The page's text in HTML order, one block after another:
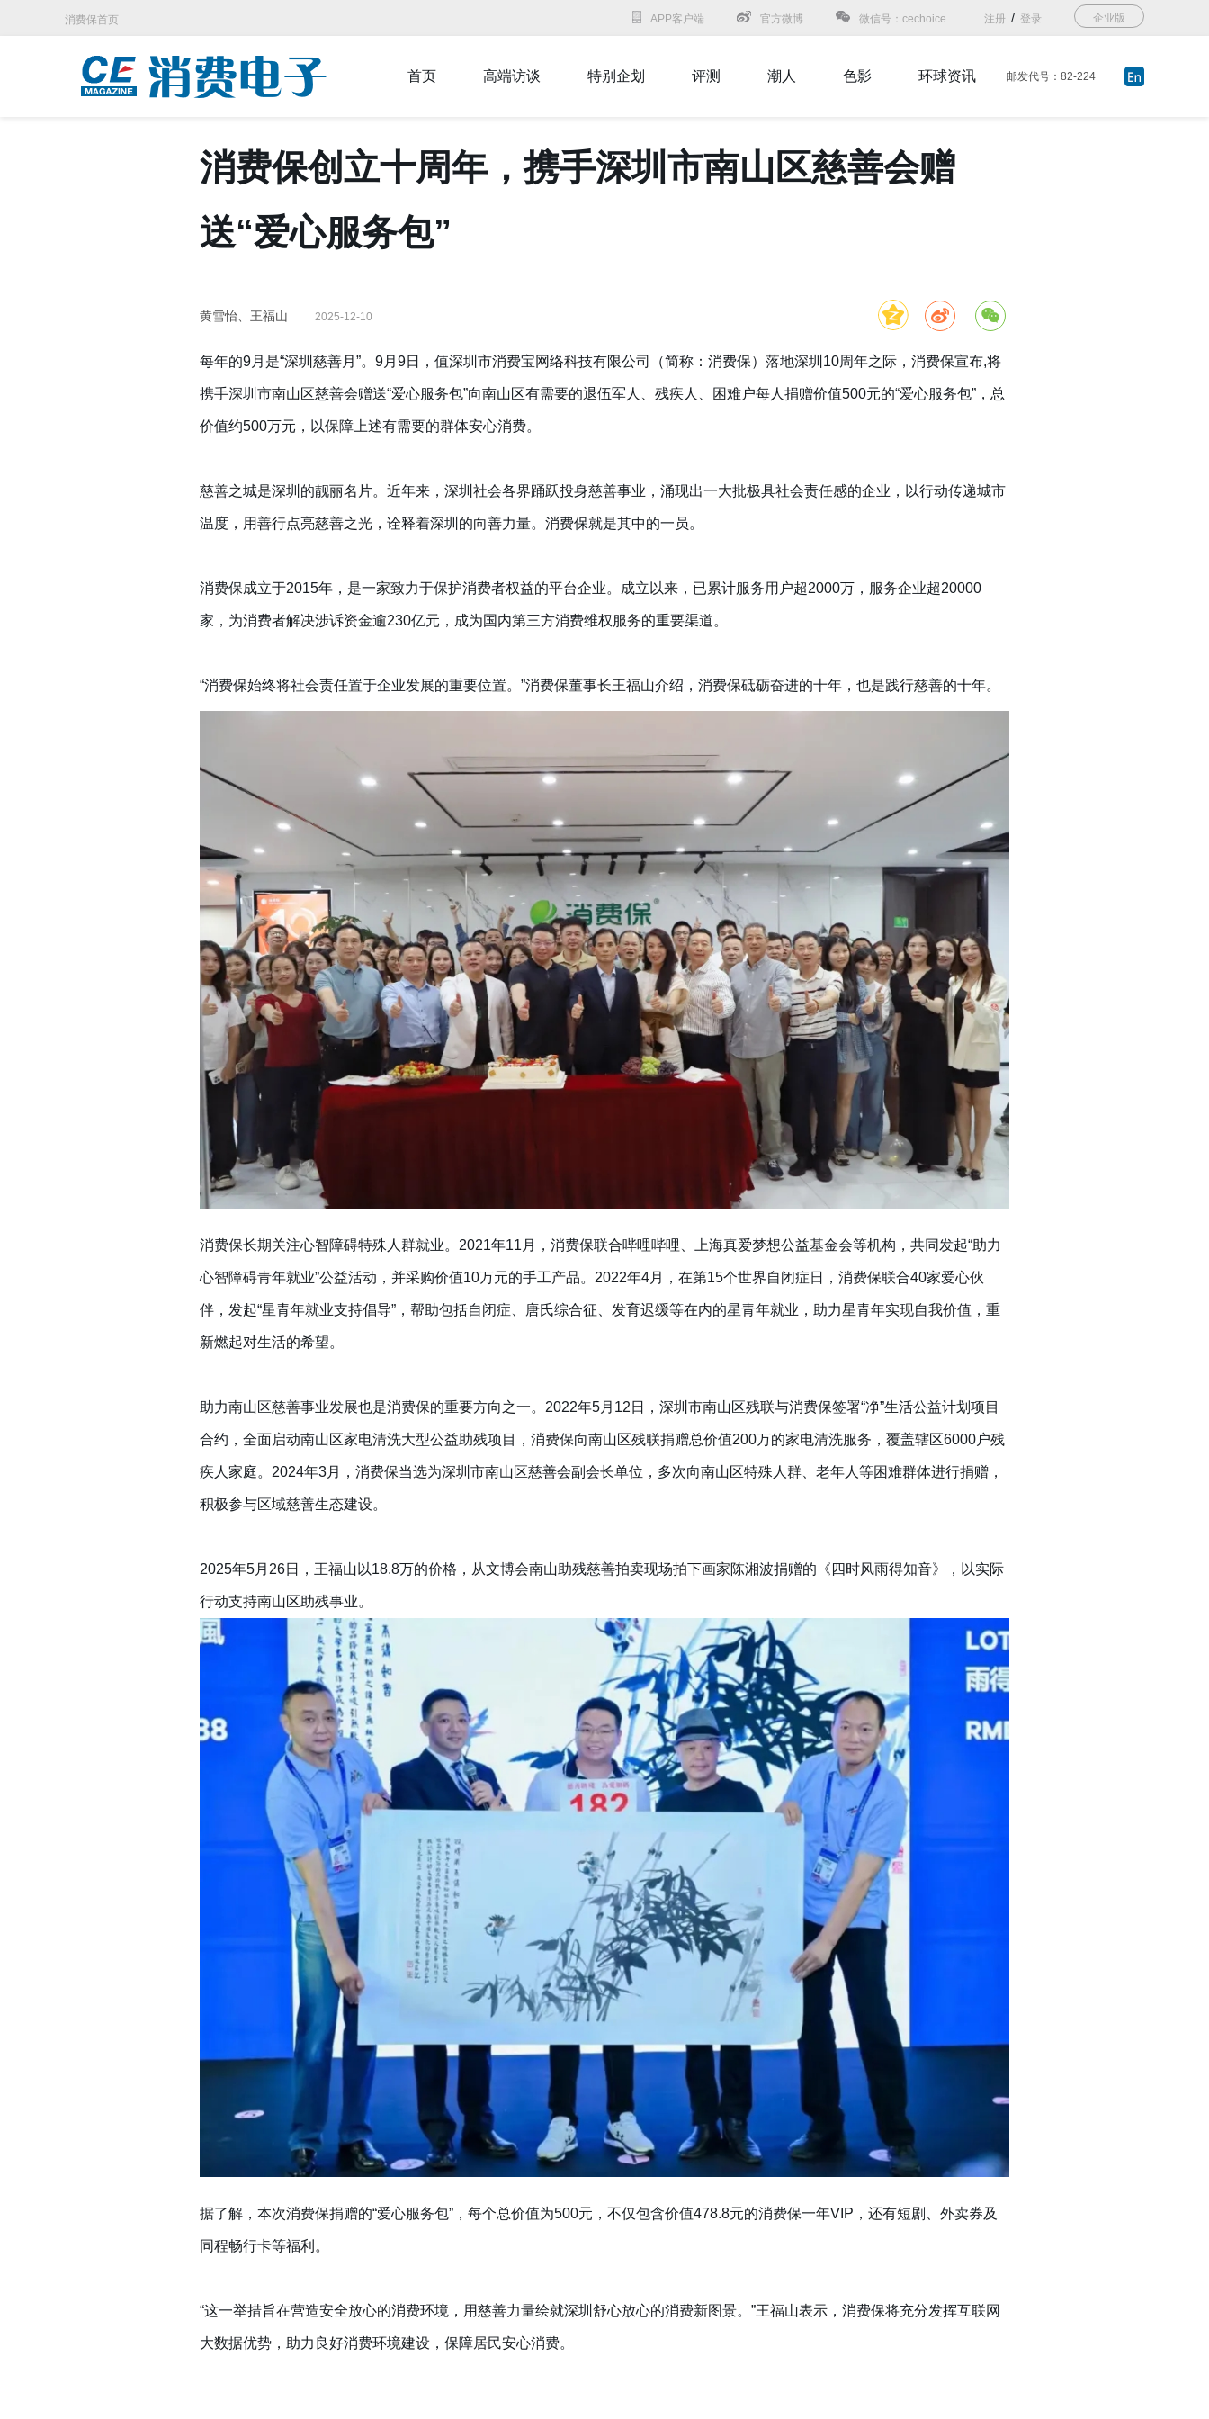
消费保首页 企业版
注册 / 登录
APP客户端 官方微博 微信号：cechoice
首页 高端访谈 特别企划 评测 潮人 色影 环球资讯 邮发代号：82-224
消费保创立十周年，携手深圳市南山区慈善会赠
送“爱心服务包”
黄雪怡、王福山 2025-12-10
每年的9月是“深圳慈善月”。9月9日，值深圳市消费宝网络科技有限公司（简称：消费保）落地深圳10周年之际，消费保宣布,将
携手深圳市南山区慈善会赠送“爱心服务包”向南山区有需要的退伍军人、残疾人、困难户每人捐赠价值500元的“爱心服务包”，总
价值约500万元，以保障上述有需要的群体安心消费。
慈善之城是深圳的靓丽名片。近年来，深圳社会各界踊跃投身慈善事业，涌现出一大批极具社会责任感的企业，以行动传递城市
温度，用善行点亮慈善之光，诠释着深圳的向善力量。消费保就是其中的一员。
消费保成立于2015年，是一家致力于保护消费者权益的平台企业。成立以来，已累计服务用户超2000万，服务企业超20000
家，为消费者解决涉诉资金逾230亿元，成为国内第三方消费维权服务的重要渠道。
“消费保始终将社会责任置于企业发展的重要位置。”消费保董事长王福山介绍，消费保砥砺奋进的十年，也是践行慈善的十年。
消费保长期关注心智障碍特殊人群就业。2021年11月，消费保联合哔哩哔哩、上海真爱梦想公益基金会等机构，共同发起“助力
心智障碍青年就业”公益活动，并采购价值10万元的手工产品。2022年4月，在第15个世界自闭症日，消费保联合40家爱心伙
伴，发起“星青年就业支持倡导”，帮助包括自闭症、唐氏综合征、发育迟缓等在内的星青年就业，助力星青年实现自我价值，重
新燃起对生活的希望。
助力南山区慈善事业发展也是消费保的重要方向之一。2022年5月12日，深圳市南山区残联与消费保签署“净”生活公益计划项目
合约，全面启动南山区家电清洗大型公益助残项目，消费保向南山区残联捐赠总价值200万的家电清洗服务，覆盖辖区6000户残
疾人家庭。2024年3月，消费保当选为深圳市南山区慈善会副会长单位，多次向南山区特殊人群、老年人等困难群体进行捐赠，
积极参与区域慈善生态建设。
2025年5月26日，王福山以18.8万的价格，从文博会南山助残慈善拍卖现场拍下画家陈湘波捐赠的《四时风雨得知音》，以实际
行动支持南山区助残事业。
据了解，本次消费保捐赠的“爱心服务包”，每个总价值为500元，不仅包含价值478.8元的消费保一年VIP，还有短剧、外卖券及
同程畅行卡等福利。
“这一举措旨在营造安全放心的消费环境，用慈善力量绘就深圳舒心放心的消费新图景。”王福山表示，消费保将充分发挥互联网
大数据优势，助力良好消费环境建设，保障居民安心消费。